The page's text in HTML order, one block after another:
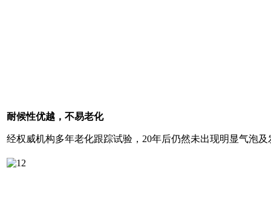
耐候性优越，不易老化
经权威机构多年老化跟踪试验，20年后仍然未出现明显气泡及